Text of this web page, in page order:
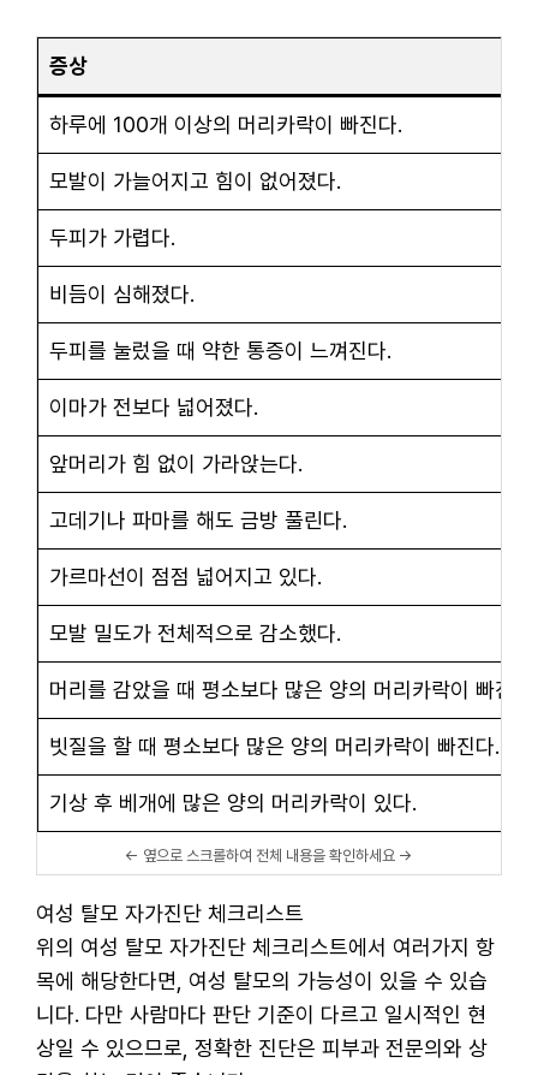
증상
하루에 100개 이상의 머리카락이 빠진다.
모발이 가늘어지고 힘이 없어졌다.
두피가 가렵다.
비듬이 심해졌다.
두피를 눌렀을 때 약한 통증이 느껴진다.
이마가 전보다 넓어졌다.
앞머리가 힘 없이 가라앉는다.
고데기나 파마를 해도 금방 풀린다.
가르마선이 점점 넓어지고 있다.
모발 밀도가 전체적으로 감소했다.
머리를 감았을 때 평소보다 많은 양의 머리카락이 빠진다.
빗질을 할 때 평소보다 많은 양의 머리카락이 빠진다.
기상 후 베개에 많은 양의 머리카락이 있다.
여성 탈모 자가진단 체크리스트
위의 여성 탈모 자가진단 체크리스트에서 여러가지 항
목에 해당한다면, 여성 탈모의 가능성이 있을 수 있습
니다. 다만 사람마다 판단 기준이 다르고 일시적인 현
상일 수 있으므로, 정확한 진단은 피부과 전문의와 상